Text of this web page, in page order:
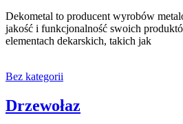
Dekometal to producent wyrobów
jakość i funkcjonalność swoich
elementach dekarskich, takich jak
Bez kategorii
Drzewołaz